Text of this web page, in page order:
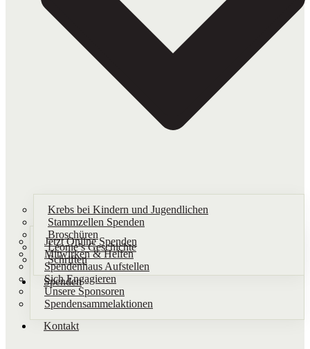
Jetzt Online Spenden
Mitwirken & Helfen
Spendenhaus Aufstellen
Sich Engagieren
Unsere Sponsoren
Spendensammelaktionen
Kontakt
Krebs bei Kindern und Jugendlichen
Stammzellen Spenden
Broschüren
Leonie’s Geschichte
Schriften​
Spenden